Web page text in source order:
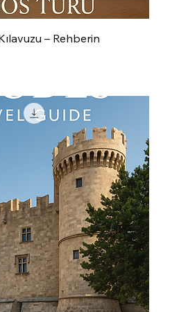
– Rehberin